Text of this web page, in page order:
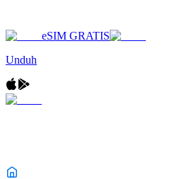
eSIM GRATIS
Unduh